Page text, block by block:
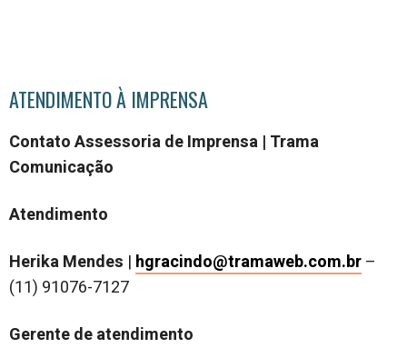
ATENDIMENTO À IMPRENSA
Contato Assessoria de Imprensa | Trama
Comunicação
Atendimento
Herika Mendes | hgracindo@tramaweb.com.br–
(11) 91076-7127
Gerente de atendimento